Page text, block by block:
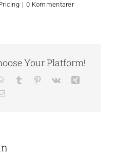
| 0 Kommentarer
Your Platform!
WhatsApp
Tumblr Pinterest
Vk
E-